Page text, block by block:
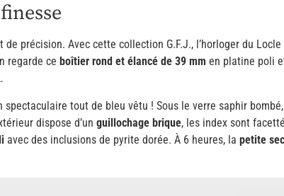
précision. Avec cette collection G.F.J., l’horloger du
regarde ce boîtier rond et élancé de 39 mm en platine poli
spectaculaire tout de bleu vêtu ! Sous le verre saphir
dispose d’un guillochage brique, les index sont
avec des inclusions de pyrite dorée. À 6 heures, la petite